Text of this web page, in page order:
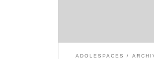
ADOLESPACES